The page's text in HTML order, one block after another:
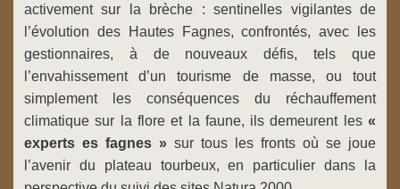
activement sur la brèche : sentinelles vigilantes de
l’évolution des Hautes Fagnes, confrontés, avec les
gestionnaires, à de nouveaux défis, tels que
l’envahissement d’un tourisme de masse, ou tout
simplement les conséquences du réchauffement
climatique sur la flore et la faune, ils demeurent les «
experts es fagnes » sur tous les fronts où se joue
l’avenir du plateau tourbeux, en particulier dans la